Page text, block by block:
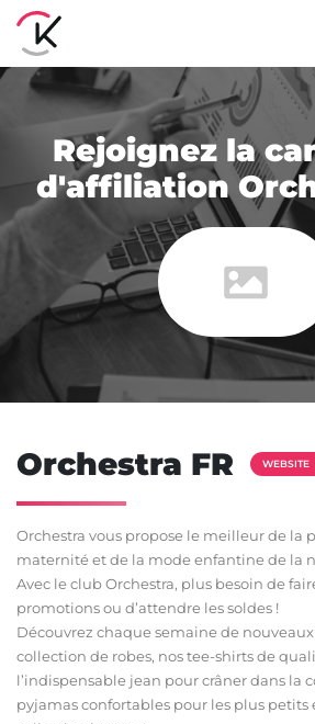
Rejoignez la
d'affiliation
Orchestra FR WEBSITE
Orchestra vous propose le meilleur de la
maternité et de la mode enfantine de la
Avec le club Orchestra, plus besoin de
promotions ou d’attendre les soldes !
Découvrez chaque semaine de
collection de robes, nos tee-shirts de
l’indispensable jean pour crâner dans la
pyjamas confortables pour les plus petits